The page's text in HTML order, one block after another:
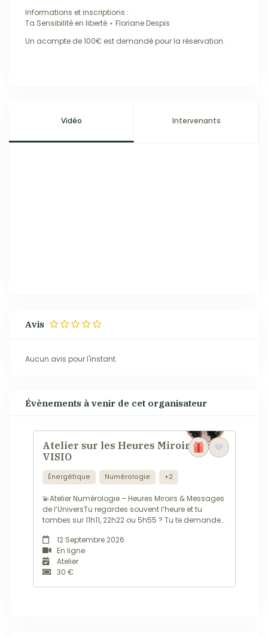
Informations et inscriptions :
Ta Sensibilité en liberté ⋆ Floriane Despis
Un acompte de 100€ est demandé pour la réservation.
Vidéo Intervenants
Avis
Aucun avis pour l'instant.
Évènements à venir de cet organisateur
Atelier sur les Heures Miroirs en
VISIO
Énergétique Numérologie +2
💫Atelier Numérologie – Heures Miroirs & Messages
de l’UniversTu regardes souvent l’heure et tu
tombes sur 11h11, 22h22 ou 5h55 ? Tu te demandes
message ou juste une coïncidence ?Et si l’Univers
essayait vraiment de te parler ?...
12 Septembre 2026
En ligne
Atelier
30 €